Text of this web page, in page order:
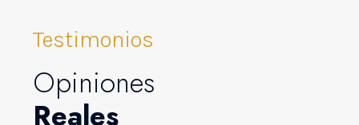
Testimonios
Opiniones
Reales